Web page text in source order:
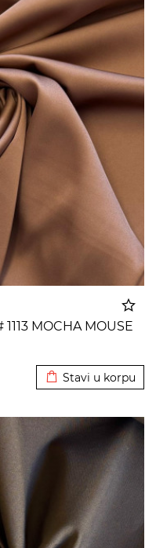
MOCHA MOUSE
Stavi u korpu